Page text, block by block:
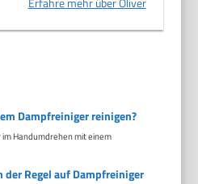
Dampfreiniger reinigen?
Handumdrehen mit einem
Regel auf Dampfreiniger